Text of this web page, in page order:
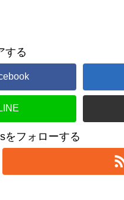
する
LINE
をフォローする